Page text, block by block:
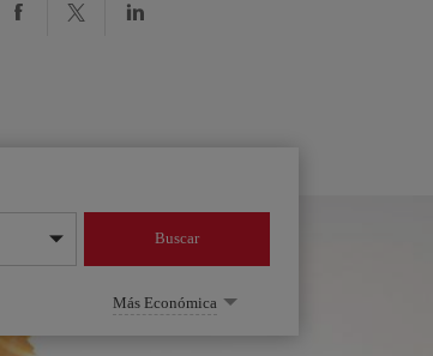
Buscar
Más Económica